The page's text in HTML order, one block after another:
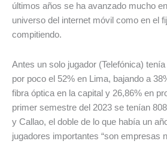
últimos años se ha avanzado mucho
universo del internet móvil como en el
compitiendo.
Antes un solo jugador (Telefónica)
por poco el 52% en Lima, bajando a
fibra óptica en la capital y 26,86% en
primer semestre del 2023 se tenían
y Callao, el doble de lo que había un
jugadores importantes “son empresas